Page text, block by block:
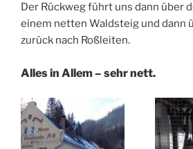
Der Rückweg führt uns dann über
einem netten Waldsteig und dann
zurück nach Roßleiten.
Alles in Allem – sehr nett.